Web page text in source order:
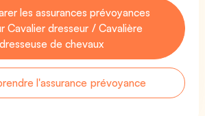
les assurances prévoyances
Cavalier dresseur / Cavalière
dresseuse de chevaux
l'assurance prévoyance